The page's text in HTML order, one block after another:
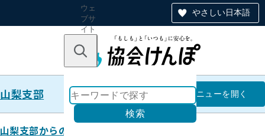
やさしい日本語
ウェ
ブサ
イト
のナ
ン
キーワードで探す
検索
山梨支部 山梨支部
メニューを開く
山梨支部からのお知らせ